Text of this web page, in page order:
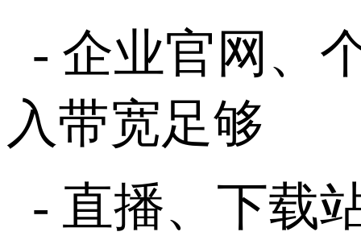
- 企业官网、
入带宽足够
- 直播、下载